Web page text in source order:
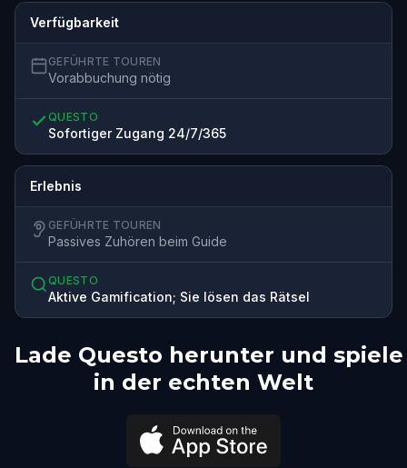
Verfügbarkeit
GEFÜHRTE TOUREN
Vorabbuchung nötig
QUESTO
Sofortiger Zugang 24/7/365
Erlebnis
GEFÜHRTE TOUREN
Passives Zuhören beim Guide
QUESTO
Aktive Gamification; Sie lösen das Rätsel
Lade Questo herunter und spiele
in der echten Welt